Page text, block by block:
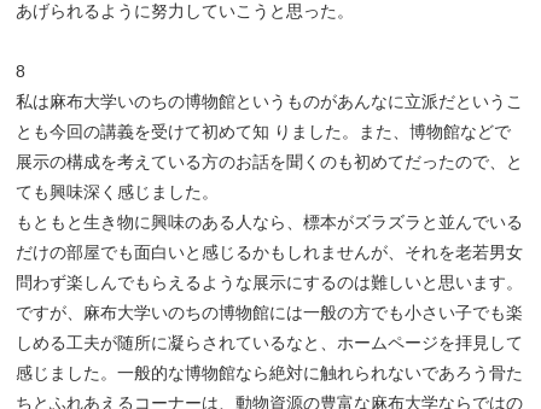
あげられるように努力していこうと思った。
8
私は麻布大学いのちの博物館というものがあんなに立派だというこ
とも今回の講義を受けて初めて知 りました。また、博物館などで
展示の構成を考えている方のお話を聞くのも初めてだったので、と
ても興味深く感じました。
もともと生き物に興味のある人なら、標本がズラズラと並んでいる
だけの部屋でも面白いと感じるかもしれませんが、それを老若男女
問わず楽しんでもらえるような展示にするのは難しいと思います。
ですが、麻布大学いのちの博物館には一般の方でも小さい子でも楽
しめる工夫が随所に凝らされているなと、ホームページを拝見して
感じました。一般的な博物館なら絶対に触れられないであろう骨た
ちとふれあえるコーナーは、動物資源の豊富な麻布大学ならではの